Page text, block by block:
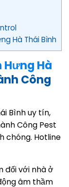
Hà Thái Bình
Hưng Hà
Công
Bình uy tín,
Công Pest
chóng. Hotline
đối với nhà ở
âm thầm